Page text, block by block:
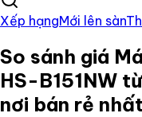
Xếp hạngMới lên sàn
So sánh giá
HS-B151NW
nơi bán rẻ nhất